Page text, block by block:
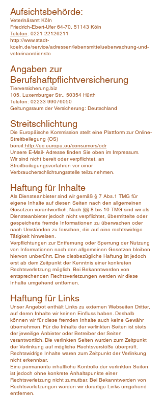
Aufsichtsbehörde:
Veterinäramt Köln
Friedrich-Ebert-Ufer 64-70, 51143 Köln
Telefon: 0221 22126211
http://www.stadt-
koeln.de/service/adressen/lebensmittelueberwachung-und-
veterinaerdienste
Angaben zur
Berufshaftpflichtversicherung
Tierversicherung.biz
105, Luxemburger Str., 50354 Hürth
Telefon: 02233 99076050
Geltungsraum der Versicherung: Deutschland
Streitschlichtung
Die Europäische Kommission stellt eine Plattform zur Online-
Streitbeilegung (OS)
bereit:http://ec.europa.eu/consumers/odr
Unsere E-Mail- Adresse finden Sie oben im Impressum.
Wir sind nicht bereit oder verpflichtet, an
Streitbeilegungsverfahren vor einer
Verbraucherschlichtungsstelle teilzunehmen.
Haftung für Inhalte
Als Diensteanbieter sind wir gemäß § 7 Abs.1 TMG für
eigene Inhalte auf diesen Seiten nach den allgemeinen
Gesetzen verantwortlich. Nach §§ 8 bis 10 TMG sind wir als
Diensteanbieter jedoch nicht verpflichtet, übermittelte oder
gespeicherte fremde Informationen zu überwachen oder
nach Umständen zu forschen, die auf eine rechtswidrige
Tätigkeit hinweisen.
Verpflichtungen zur Entfernung oder Sperrung der Nutzung
von Informationen nach den allgemeinen Gesetzen bleiben
hiervon unberührt. Eine diesbezügliche Haftung ist jedoch
erst ab dem Zeitpunkt der Kenntnis einer konkreten
Rechtsverletzung möglich. Bei Bekanntwerden von
entsprechenden Rechtsverletzungen werden wir diese
Inhalte umgehend entfernen.
Haftung für Links
Unser Angebot enthält Links zu externen Webseiten Dritter,
auf deren Inhalte wir keinen Einfluss haben. Deshalb
können wir für diese fremden Inhalte auch keine Gewähr
übernehmen. Für die Inhalte der verlinkten Seiten ist stets
der jeweilige Anbieter oder Betreiber der Seiten
verantwortlich. Die verlinkten Seiten wurden zum Zeitpunkt
der Verlinkung auf mögliche Rechtsverstöße überprüft.
Rechtswidrige Inhalte waren zum Zeitpunkt der Verlinkung
nicht erkennbar.
Eine permanente inhaltliche Kontrolle der verlinkten Seiten
ist jedoch ohne konkrete Anhaltspunkte einer
Rechtsverletzung nicht zumutbar. Bei Bekanntwerden von
Rechtsverletzungen werden wir derartige Links umgehend
entfernen.